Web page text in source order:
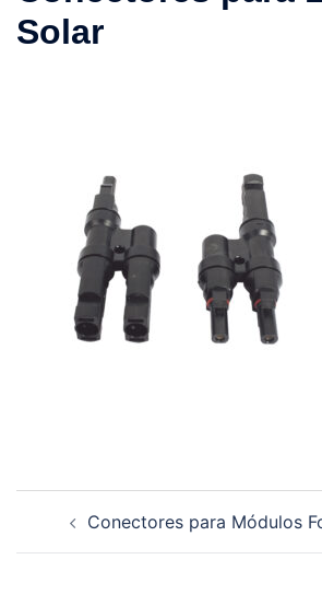
Solar
Conectores para Módulos